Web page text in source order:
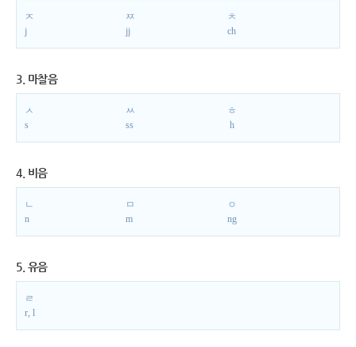
ㅈ
j
ㅉ
jj
ㅊ
ch
3. 마찰음
ㅅ
s
ㅆ
ss
ㅎ
h
4. 비음
ㄴ
n
ㅁ
m
ㅇ
ng
5. 유음
ㄹ
r, l